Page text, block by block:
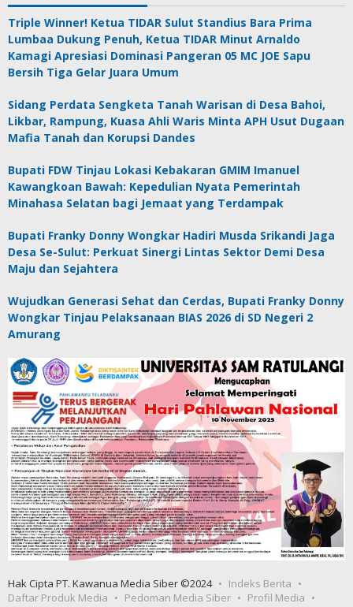
Triple Winner! Ketua TIDAR Sulut Standius Bara Prima
Lumbaa Dukung Penuh, Ketua TIDAR Minut Arnaldo
Kamagi Apresiasi Dominasi Pangeran 05 MC JOE Sapu
Bersih Tiga Gelar Juara Umum
Sidang Perdata Sengketa Tanah Warisan di Desa Bahoi,
Likbar, Rampung, Kuasa Ahli Waris Minta APH Usut Dugaan
Mafia Tanah dan Korupsi Dandes
Bupati FDW Tinjau Lokasi Kebakaran GMIM Imanuel
Kawangkoan Bawah: Kepedulian Nyata Pemerintah
Minahasa Selatan bagi Jemaat yang Terdampak
Bupati Franky Donny Wongkar Hadiri Musda Srikandi Jaga
Desa Se-Sulut: Perkuat Sinergi Lintas Sektor Demi Desa
Maju dan Sejahtera
Wujudkan Generasi Sehat dan Cerdas, Bupati Franky Donny
Wongkar Tinjau Pelaksanaan BIAS 2026 di SD Negeri 2
Amurang
Hak Cipta PT. Kawanua Media Siber ©2024
Indeks Berita
Daftar Produk Media
Pedoman Media Siber
Profil Media